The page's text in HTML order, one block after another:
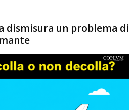
dismisura un problema di